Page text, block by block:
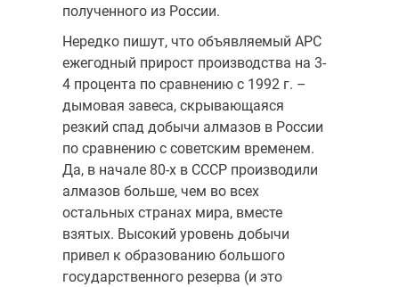
полученного из России.
Нередко пишут, что объявляемый АРС
ежегодный прирост производства на 3-
4 процента по сравнению с 1992 г. –
дымовая завеса, скрывающаяся
резкий спад добычи алмазов в России
по сравнению с советским временем.
Да, в начале 80-х в СССР производили
алмазов больше, чем во всех
остальных странах мира, вместе
взятых. Высокий уровень добычи
привел к образованию большого
государственного резерва (и это